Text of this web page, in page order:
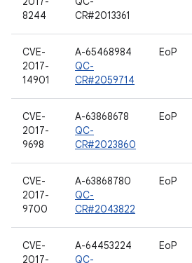
8244
CR#2013361
CVE-
2017-
14901
A-65468984
QC-
CR#2059714
EoP
CVE-
2017-
9698
A-63868678
QC-
CR#2023860
EoP
CVE-
2017-
9700
A-63868780
QC-
CR#2043822
EoP
CVE-
2017-
A-64453224
QC-
EoP